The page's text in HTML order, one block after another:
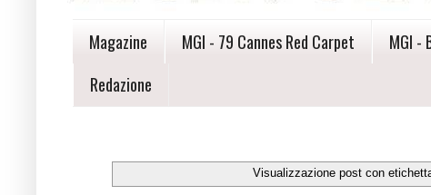
Magazine MGI - 79 Cannes Red Carpet MGI -
Redazione
Visualizzazione post con